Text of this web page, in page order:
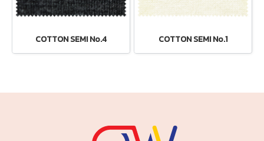
COTTON SEMI No.4 COTTON SEMI No.1